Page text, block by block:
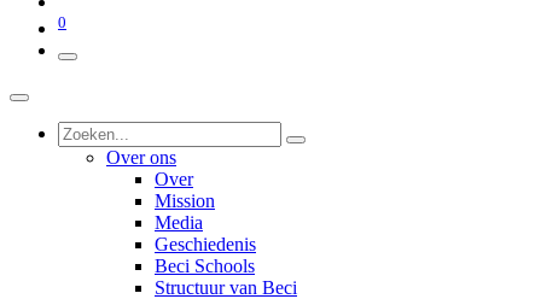
0
Over ons
Over
Mission
Media
Geschiedenis
Beci Schools
Structuur van Beci